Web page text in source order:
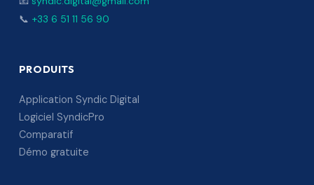
📞 +33 6 51 11 56 90
PRODUITS
Application Syndic Digital
Logiciel SyndicPro
Comparatif
Démo gratuite